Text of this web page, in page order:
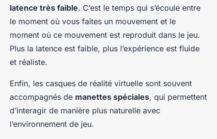
latence très faible. C’est le temps qui s’écoule entre
le moment où vous faites un mouvement et le
moment où ce mouvement est reproduit dans le jeu.
Plus la latence est faible, plus l’expérience est fluide
et réaliste.
Enfin, les casques de réalité virtuelle sont souvent
accompagnés de manettes spéciales, qui permettent
d’interagir de manière plus naturelle avec
l’environnement de jeu.